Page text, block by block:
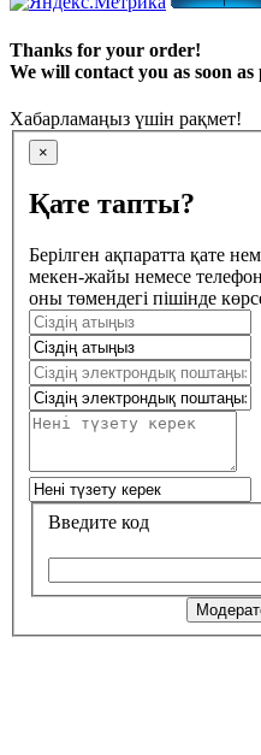
Thanks for your order!
We will contact you as soon as
Хабарламаңыз үшін рақмет!
×
Қате тапты?
Берілген ақпаратта қате
мекен-жайы немесе телефон
оны төмендегі пішінде
Введите код